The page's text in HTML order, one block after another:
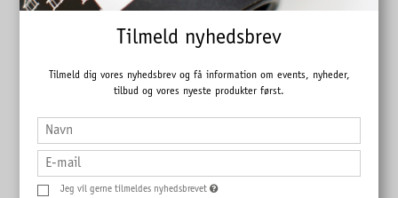
Tilmeld nyhedsbrev
Tilmeld dig vores nyhedsbrev og få information om events, nyheder,
tilbud og vores nyeste produkter først.
Jeg vil gerne tilmeldes nyhedsbrevet